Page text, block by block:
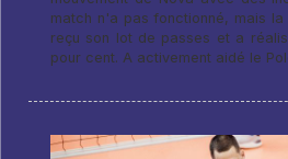
match n'a pas fonctionné, mais
reçu son lot de passes et a
pour cent. A activement aidé le